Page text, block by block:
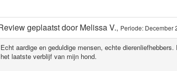
geplaatst doorMelissa V., Periode: December
Echt aardige en geduldige mensen, echte
het laatste verblijf van mijn hond.